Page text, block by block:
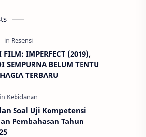
FILM: IMPERFECT (2019),
SEMPURNA BELUM TENTU
TERBARU
Soal Uji Kompetensi
Pembahasan Tahun